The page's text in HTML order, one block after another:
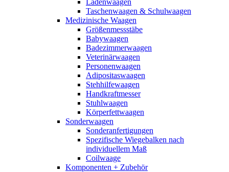
Ladenwaagen
Taschenwaagen & Schulwaagen
Medizinische Waagen
Größenmessstäbe
Babywaagen
Badezimmerwaagen
Veterinärwaagen
Personenwaagen
Adipositaswaagen
Stehhilfewaagen
Handkraftmesser
Stuhlwaagen
Körperfettwaagen
Sonderwaagen
Sonderanfertigungen
Spezifische Wiegebalken nach
individuellem Maß
Coilwaage
Komponenten + Zubehör